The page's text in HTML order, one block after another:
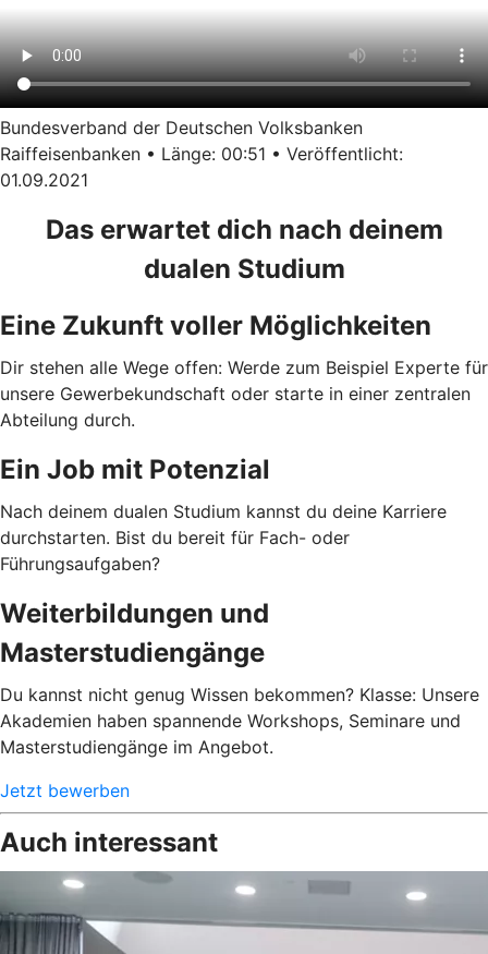
Bundesverband der Deutschen Volksbanken
Raiffeisenbanken • Länge: 00:51 • Veröffentlicht:
01.09.2021
Das erwartet dich nach deinem
dualen Studium
Eine Zukunft voller Möglichkeiten
Dir stehen alle Wege offen: Werde zum Beispiel Experte für
unsere Gewerbekundschaft oder starte in einer zentralen
Abteilung durch.
Ein Job mit Potenzial
Nach deinem dualen Studium kannst du deine Karriere
durchstarten. Bist du bereit für Fach- oder
Führungsaufgaben?
Weiterbildungen und
Masterstudiengänge
Du kannst nicht genug Wissen bekommen? Klasse: Unsere
Akademien haben spannende Workshops, Seminare und
Masterstudiengänge im Angebot.
Jetzt bewerben
Auch interessant